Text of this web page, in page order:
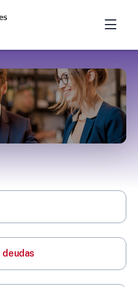
deudas